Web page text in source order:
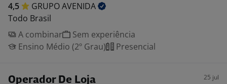
4,5 GRUPOAVENIDA
Todo Brasil
A combinar
Sem experiência
Ensino Médio (2º Grau)
Presencial
Operador De Loja 25 jul